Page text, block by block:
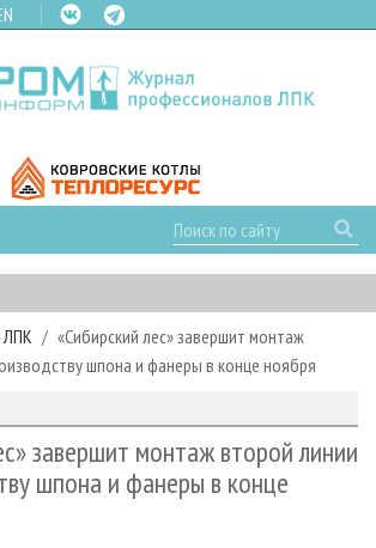
ЛПК
РОССИИ
ЛПК
«Сибирский лес» завершит монтаж
шпона и фанеры в конце ноября
завершит монтаж второй линии
шпона и фанеры в конце